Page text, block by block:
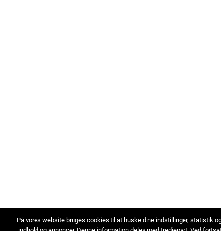
På vores website bruges cookies til at huske dine indstillinger, statistik